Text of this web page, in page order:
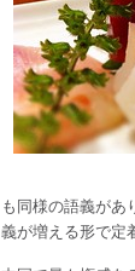
も同様の語義があ
義が増える形で定